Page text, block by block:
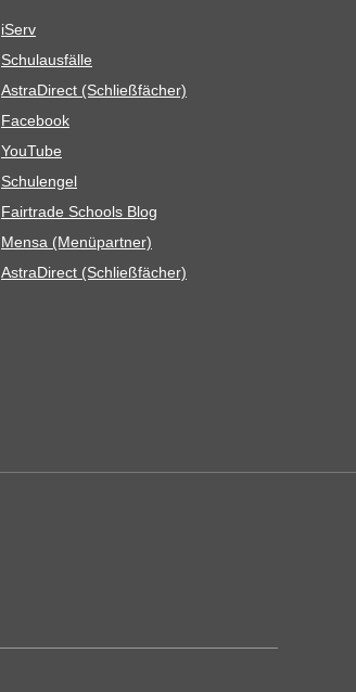
iServ
Schul­aus­fälle
Astra­Di­rect (Schließ­fä­cher)
Face­book
You­Tube
Schul­en­gel
Fair­trade Schools Blog
Mensa (Menü­part­ner)
Astra­Di­rect (Schließ­fä­cher)